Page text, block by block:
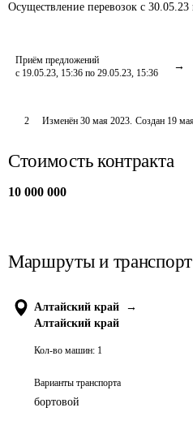
Осуществление перевозок с 30.05.23
Приём предложений
с 19.05.23, 15:36 по 29.05.23, 15:36
2 Изменён 30 мая 2023. Создан 19
Стоимость контракта
10 000 000
Маршруты и транспорт
Алтайский край
→
Алтайский край
Кол-во машин: 1
Варианты транспорта
бортовой